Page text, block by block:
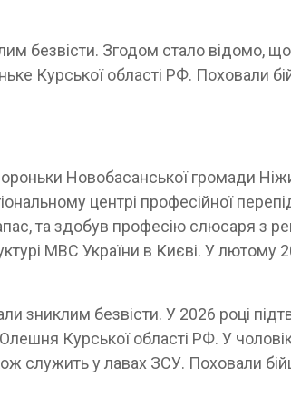
безвісти. Згодом стало відомо,
Курської області РФ. Поховали
Новобасанської громади
центрі професійної
та здобув професію слюсаря з
МВС України в Києві. У лютому
зниклим безвісти. У 2026 році
Курської області РФ. У
служить у лавах ЗСУ. Поховали